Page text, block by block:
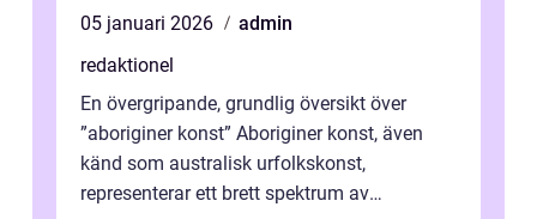
05 januari 2026
admin
redaktionel
En övergripande, grundlig översikt över
”aboriginer konst” Aboriginer konst, även
känd som australisk urfolkskonst,
representerar ett brett spektrum av